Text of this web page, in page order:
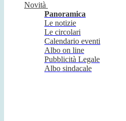
Novità
Panoramica
Le notizie
Le circolari
Calendario eventi
Albo on line
Pubblicità Legale
Albo sindacale